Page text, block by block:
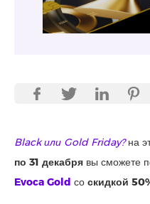
Black или Gold Friday?на
по 31 декабря вы сможете
Evoca Gold со скидкой